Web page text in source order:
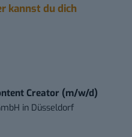
kannst du dich
Creator (m/w/d)
in Düsseldorf